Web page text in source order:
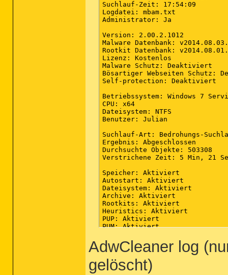
LuPO 2.0.2.14 (HKLM-
Malwarebytes Anti-Malware
AdwCleaner log
gelöscht)